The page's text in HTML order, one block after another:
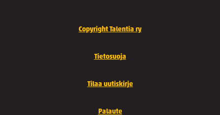
Copyright Talentia ry
Tietosuoja
Tilaa uutiskirje
Palaute